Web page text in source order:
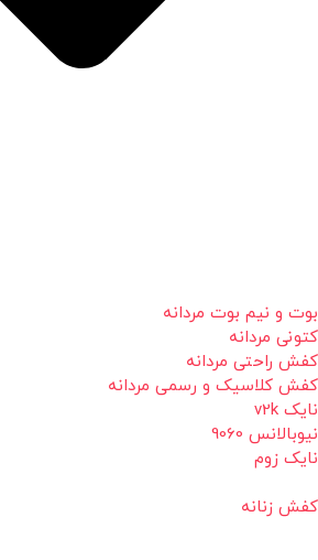
بوت و نیم بوت مردانه
کتونی مردانه
کفش راحتی مردانه
کفش کلاسیک و رسمی مردانه
نایک v2k
نیوبالانس 9060
نایک زوم
کفش زنانه